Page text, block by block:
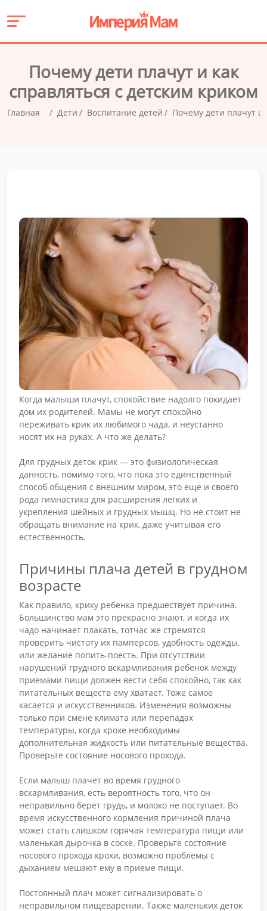
Почему дети плачут и как
справляться с детским криком
Главная Дети Воспитание детей Почему дети плачут и
Когда малыши плачут, спокойствие надолго покидает
дом их родителей. Мамы не могут спокойно
переживать крик их любимого чада, и неустанно
носят их на руках. А что же делать?
Для грудных деток крик — это физиологическая
данность, помимо того, что пока это единственный
способ общения с внешним миром, это еще и своего
рода гимнастика для расширения легких и
укрепления шейных и грудных мышц. Но не стоит не
обращать внимание на крик, даже учитывая его
естественность.
Причины плача детей в грудном
возрасте
Как правило, крику ребенка предшествует причина.
Большинство мам это прекрасно знают, и когда их
чадо начинает плакать, тотчас же стремятся
проверить чистоту их памперсов, удобность одежды,
или желание попить-поесть. При отсутствии
нарушений грудного вскармливания ребенок между
приемами пищи должен вести себя спокойно, так как
питательных веществ ему хватает. Тоже самое
касается и искусственников. Изменения возможны
только при смене климата или перепадах
температуры, когда крохе необходимы
дополнительная жидкость или питательные вещества.
Проверьте состояние носового прохода.
Если малыш плачет во время грудного
вскармливания, есть вероятность того, что он
неправильно берет грудь, и молоко не поступает. Во
время искусственного кормления причиной плача
может стать слишком горячая температура пищи или
маленькая дырочка в соске. Проверьте состояние
носового прохода крохи, возможно проблемы с
дыханием мешают ему в приеме пищи.
Постоянный плач может сигнализировать о
неправильном пищеварении. Также маленьких деток